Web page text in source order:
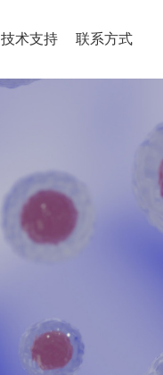
技术支持 联系方式